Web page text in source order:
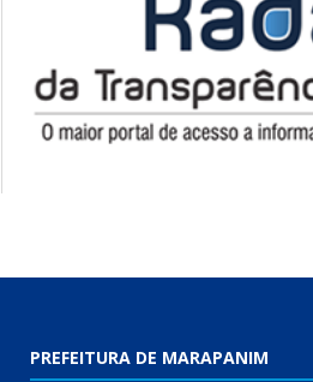
PREFEITURA DE MARAPANIM